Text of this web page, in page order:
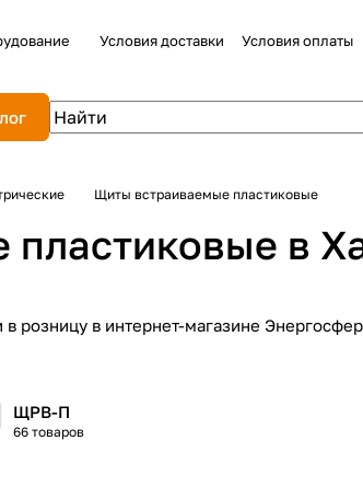
Условия доставки Условия оплаты
Щиты встраиваемые пластиковые
в
розницу в интернет-магазине
ЩРВ-П
66 товаров